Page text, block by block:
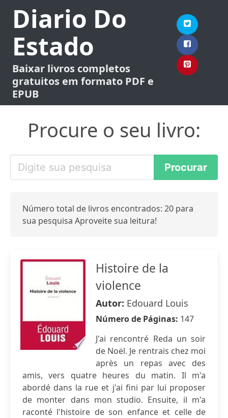
Diario Do
Estado
Baixar livros completos
gratuitos em formato PDF e
EPUB
Procure o seu livro:
Número total de livros encontrados: 20 para
sua pesquisa Aproveite sua leitura!
Histoire de la
violence
Autor: Edouard Louis
Número de Páginas: 147
J'ai rencontré Reda un soir
de Noël. Je rentrais chez moi
après un repas avec des
amis, vers quatre heures du matin. Il m'a
abordé dans la rue et j'ai fini par lui proposer
de monter dans mon studio. Ensuite, il m'a
raconté l'histoire de son enfance et celle de